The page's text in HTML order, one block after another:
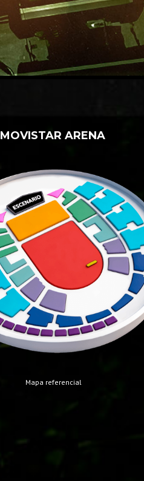
MOVISTAR ARENA
Mapa referencial